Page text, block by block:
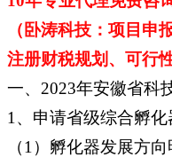
（卧涛科技：项目
注册财税规划、可行
一、2023年安徽省科
1、申请省级综合孵化
（1）孵化器发展方